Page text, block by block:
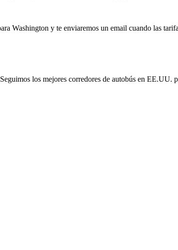
Washington y te enviaremos un email cuando las
los mejores corredores de autobús en EE.UU.